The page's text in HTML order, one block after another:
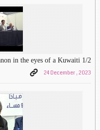
in the eyes of a Kuwaiti 1/2
24 December , 2023